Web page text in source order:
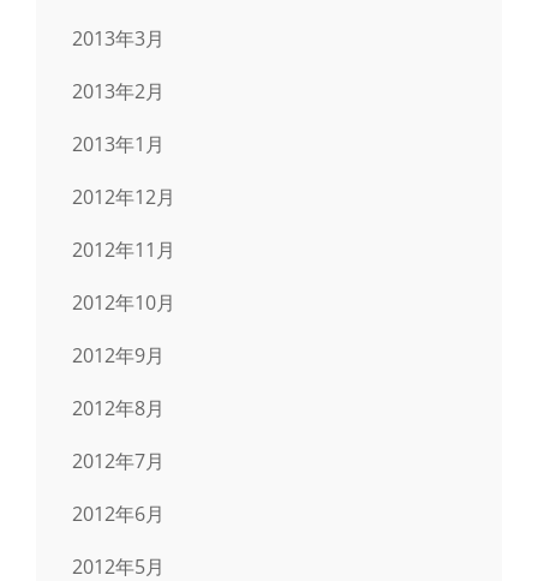
2013年3月
2013年2月
2013年1月
2012年12月
2012年11月
2012年10月
2012年9月
2012年8月
2012年7月
2012年6月
2012年5月